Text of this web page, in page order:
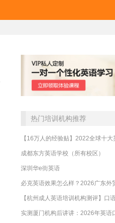
热门培训机构推荐
成都东方英语学校（所有校区）
深圳华e街英语